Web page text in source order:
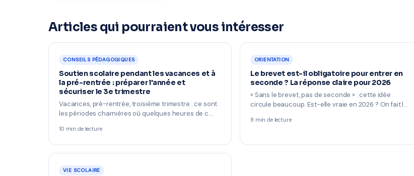
Articles qui pourraient vous intéresser
CONSEILS PÉDAGOGIQUES
Soutien scolaire pendant les vacances et à
la pré-rentrée : préparer l'année et
sécuriser le 3e trimestre
Vacances, pré-rentrée, troisième trimestre : ce sont
les périodes charnières où quelques heures de c…
10 min de lecture
ORIENTATION
Le brevet est-il obligatoire pour entrer en
seconde ? La réponse claire pour 2026
« Sans le brevet, pas de seconde » : cette idée
circule beaucoup. Est-elle vraie en 2026 ? On fait l…
8 min de lecture
VIE SCOLAIRE